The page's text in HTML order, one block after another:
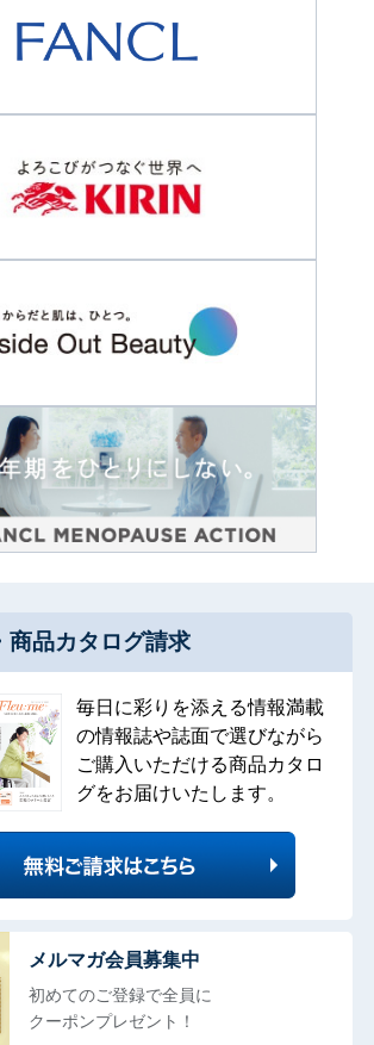
商品カタログ請求
毎日に彩りを添える情報満載
の情報誌や誌面で選びながら
ご購入いただける商品カタロ
グをお届けいたします。
メルマガ会員募集中
初めてのご登録で全員に
クーポンプレゼント！